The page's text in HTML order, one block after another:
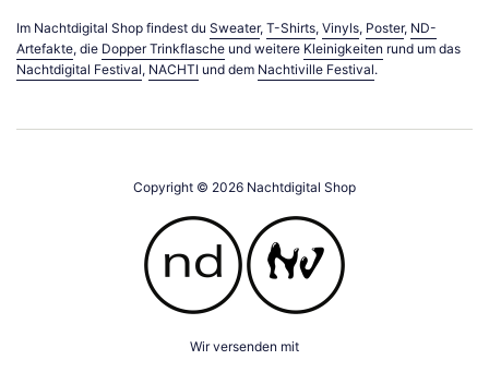
Im Nachtdigital Shop findest du Sweater, T-Shirts, Vinyls, Poster, ND-
Artefakte, die Dopper Trinkflasche und weitere Kleinigkeiten rund um das
Nachtdigital Festival, NACHTI und dem Nachtiville Festival.
Copyright © 2026 Nachtdigital Shop
Wir versenden mit